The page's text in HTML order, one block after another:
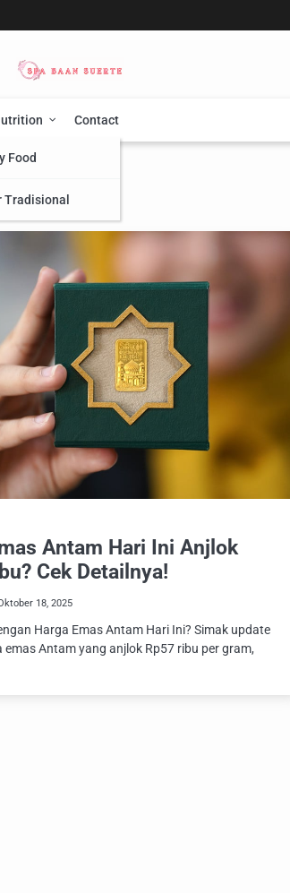
Food
Tradisional
Contact
Antam Hari Ini Anjlok
Cek Detailnya!
18, 2025
Harga Emas Antam Hari Ini? Simak update
emas Antam yang anjlok Rp57 ribu per gram,